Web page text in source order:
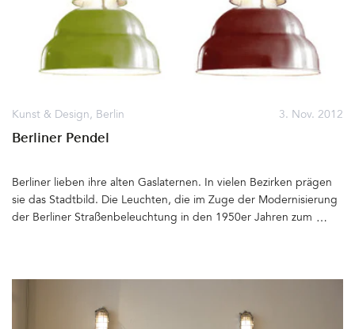
3. Nov. 2012
Kunst & Design, Berlin
Berliner Pendel
Berliner lieben ihre alten Gaslaternen. In vielen Bezirken prägen
sie das Stadtbild. Die Leuchten, die im Zuge der Modernisierung
der Berliner Straßenbeleuchtung in den 1950er Jahren zum
durch moderne LED-Leuchten zu ersetzen. Über 30.000 Lampen
sollen verschrottet werden. Der Protest der Bevölkerung ist groß,